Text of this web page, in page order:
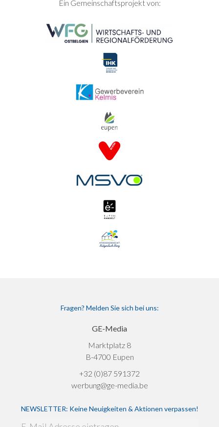
SEITENFUSSEin Gemeinschaftsprojekt von:
Fragen? Melden Sie sich bei uns:
GE-Media
Marktplatz 8
B-4700 Eupen
+32 (0)87 591372
werbung@ge-media.be
NEWSLETTER: Keine Neuigkeiten & Aktionen verpassen!